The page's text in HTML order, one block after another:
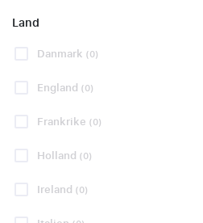
Land
Danmark (0)
England (0)
Frankrike (0)
Holland (0)
Ireland (0)
Ombokningstjänst